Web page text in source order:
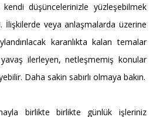
düşüncelerinizle yüzleşebilmek
İlişkilerde veya anlaşmalarda üzerine
karanlıkta kalan temalar
ilerleyen, netleşmemiş konular
Daha sakin sabırlı olmaya bakın.
birlikte birlikte günlük işleriniz